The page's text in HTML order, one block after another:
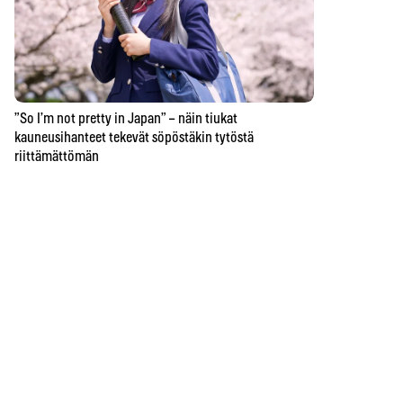
”So I’m not pretty in Japan” – näin tiukat
kauneusihanteet tekevät söpöstäkin tytöstä
riittämättömän